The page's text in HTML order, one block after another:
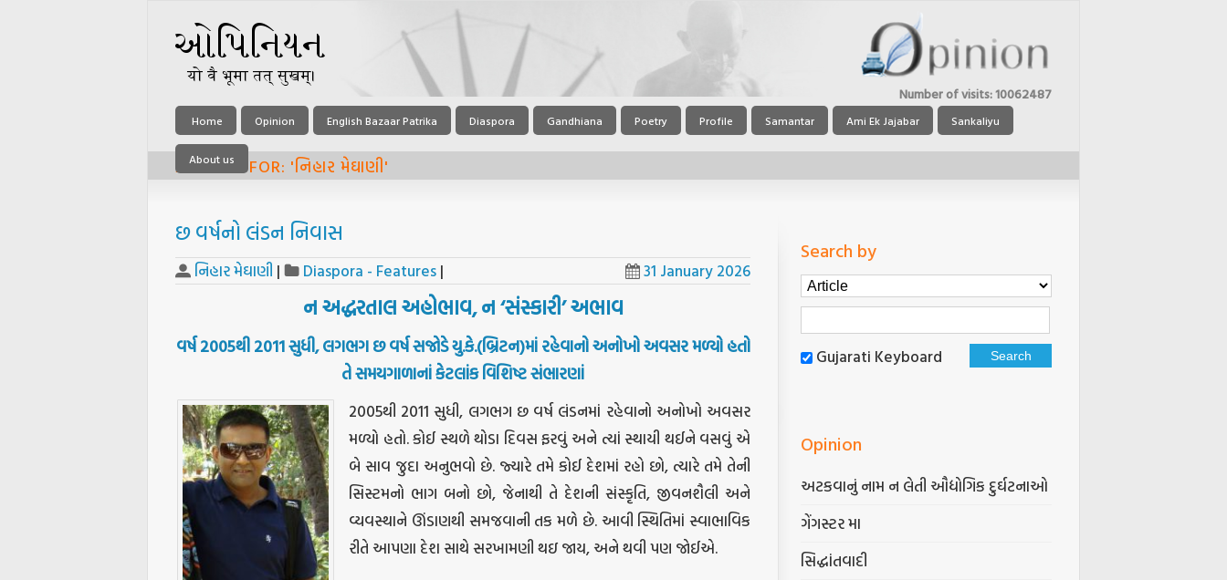
Number of visits:10062487
Home Opinion English Bazaar Patrika Diaspora Gandhiana Poetry Profile Samantar Ami Ek Jajabar Sankaliyu
About us
ARCHIVE FOR: 'નિહાર મેઘાણી'
છ વર્ષનો લંડન નિવાસ
નિહાર મેઘાણી | Diaspora - Features | 31 January 2026
ન અદ્ધરતાલ અહોભાવ, ન ‘સંસ્કારી’ અભાવ
વર્ષ2005થી2011સુધી,લગભગ છ વર્ષસજોડેયુ.કે.(બ્રિટન)માં રહેવાનોઅનોખોઅવસરમળ્યો હતો
તેસમયગાળાનાંકેટલાંકવિશિષ્ટસંભારણાં
2005થી 2011 સુધી, લગભગ છ વર્ષ લંડનમાં રહેવાનો અનોખો અવસર
મળ્યો હતો. કોઈ સ્થળે થોડા દિવસ ફરવું અને ત્યાં સ્થાયી થઈને વસવું એ
બે સાવ જુદા અનુભવો છે. જ્યારે તમે કોઈ દેશમાં રહો છો, ત્યારે તમે તેની
સિસ્ટમનો ભાગ બનો છો, જેનાથી તે દેશની સંસ્કૃતિ, જીવનશૈલી અને
વ્યવસ્થાને ઊંડાણથી સમજવાની તક મળે છે. આવી સ્થિતિમાં સ્વાભાવિક
રીતે આપણા દેશ સાથે સરખામણી થઇ જાય, અને થવી પણ જોઈએ.
Search by
Gujarati Keyboard
Opinion
અટકવાનું નામ ન લેતી ઔદ્યોગિક દુર્ઘટનાઓ
ગેંગસ્ટર મા
સિદ્ધાંતવાદી